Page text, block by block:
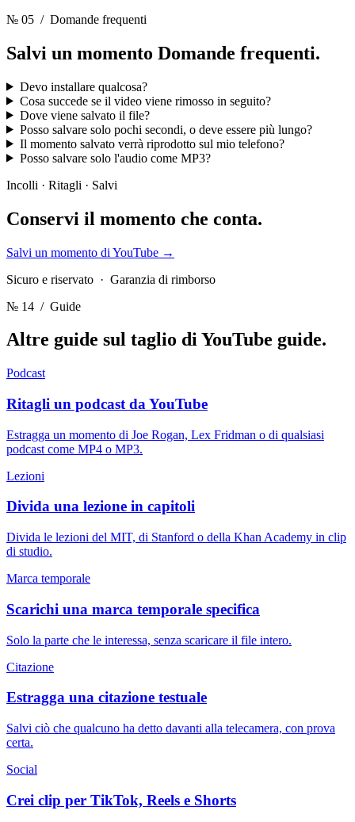
№ 05 / Domande frequenti
Salvi un momento Domande frequenti.
Devo installare qualcosa?
Cosa succede se il video viene rimosso in seguito?
Dove viene salvato il file?
Posso salvare solo pochi secondi, o deve essere più lungo?
Il momento salvato verrà riprodotto sul mio telefono?
Posso salvare solo l'audio come MP3?
Incolli · Ritagli · Salvi
Conservi il momento che conta.
Salvi un momento di YouTube →
Sicuro e riservato · Garanzia di rimborso
№ 14 / Guide
Altre guide sul taglio di YouTube guide.
Podcast
Ritagli un podcast da YouTube
Estragga un momento di Joe Rogan, Lex Fridman o di qualsiasi
podcast come MP4 o MP3.
Lezioni
Divida una lezione in capitoli
Divida le lezioni del MIT, di Stanford o della Khan Academy in clip
di studio.
Marca temporale
Scarichi una marca temporale specifica
Solo la parte che le interessa, senza scaricare il file intero.
Citazione
Estragga una citazione testuale
Salvi ciò che qualcuno ha detto davanti alla telecamera, con prova
certa.
Social
Crei clip per TikTok, Reels e Shorts